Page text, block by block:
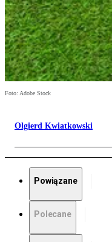
Foto: Adobe Stock
Olgierd Kwiatkowski
Powiązane
Polecane